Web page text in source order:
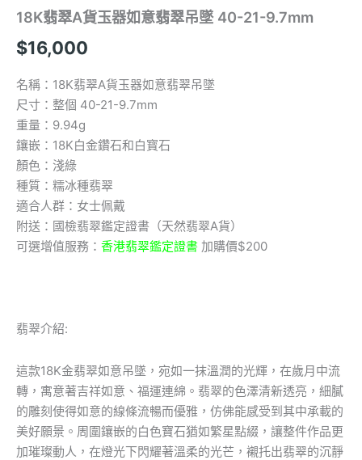
18K翡翠A貨玉器如意翡翠吊墜 40-21-9.7mm
$16,000
名稱：18K翡翠A貨玉器如意翡翠吊墜
尺寸：整個 40-21-9.7mm
重量：9.94g
鑲嵌：18K白金鑽石和白寳石
顏色：淺綠
種質：糯冰種翡翠
適合人群：女士佩戴
附送：國檢翡翠鑑定證書（天然翡翠A貨）
可選增值服務： 香港翡翠鑑定證書 加購價$200
翡翠介紹:
這款18K金翡翠如意吊墜，宛如一抹溫潤的光輝，在歲月中流
轉，寓意著吉祥如意、福運連綿。翡翠的色澤清新透亮，細膩
的雕刻使得如意的線條流暢而優雅，仿佛能感受到其中承載的
美好願景。周圍鑲嵌的白色寶石猶如繁星點綴，讓整件作品更
加璀璨動人，在燈光下閃耀著溫柔的光芒，襯托出翡翠的沉靜